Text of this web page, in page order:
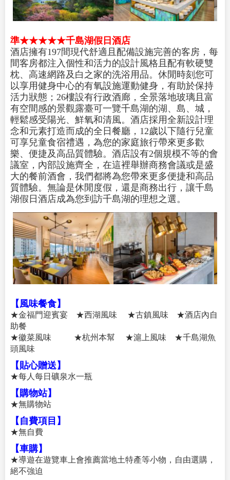
準★★★★★千島湖假日酒店
酒店擁有197間現代舒適且配備設施完善的客房，每
間客房都注入個性和活力的設計風格且配有軟硬雙
枕、高速網路及白之家的洗浴用品。休閒時刻您可
以享用健身中心的有氧設施運動健身，有助於保持
活力狀態；26樓設有行政酒廊，全景落地玻璃且富
有空間感的景觀露臺可一覽千島湖的湖、島、城，
輕鬆感受陽光、鮮氧和清風。酒店採用全新設計理
念和元素打造而成的全日餐廳，12歲以下隨行兒童
可享兒童食宿禮遇，為您的家庭旅行帶來更多歡
樂、便捷及高品質體驗。酒店設有2個規模不等的會
議室，內部設施齊全，在這裡舉辦商務會議或是盛
大的餐前酒會，我們都將為您帶來更多便捷和高品
質體驗。無論是休閒度假，還是商務出行，讓千島
湖假日酒店成為您到訪千島湖的理想之選。
【風味餐食】
★金福門迎賓宴 ★西湖風味 ★古鎮風味 ★酒店內自
助餐
★徽菜風味 ★杭州本幫 ★滬上風味 ★千島湖魚
頭風味
【貼心贈送】
★每人每日礦泉水一瓶
【購物站】
★無購物站
【自費項目】
★無自費
【車購】
★導遊在遊覽車上會推薦當地土特產等小物，自由選購，
絕不強迫